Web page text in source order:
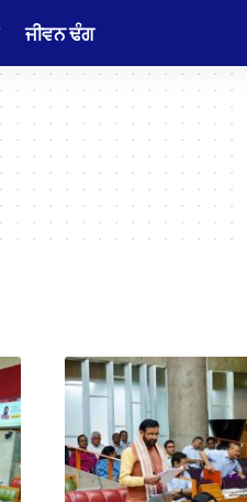
ਜੀਵਨ ਢੰਗ